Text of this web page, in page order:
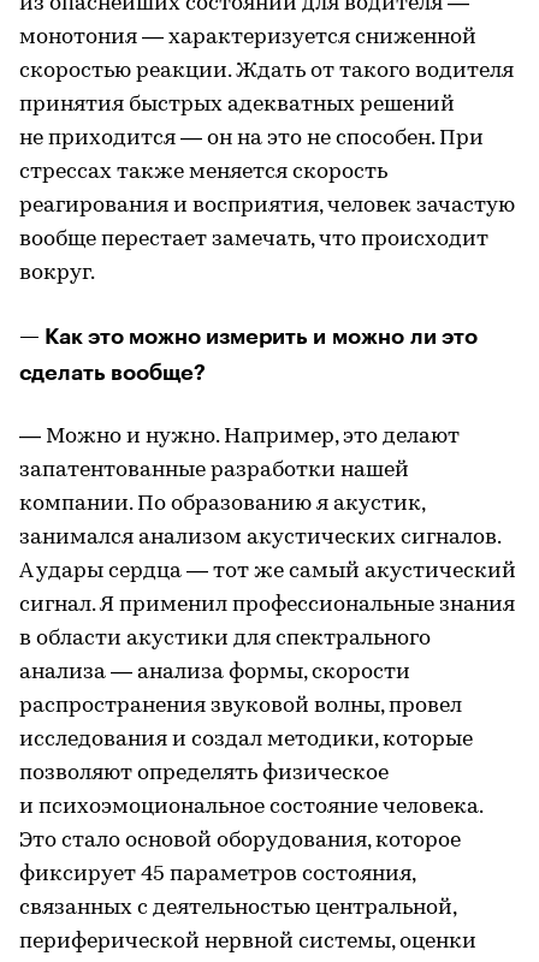
монотония — характеризуется сниженной
скоростью реакции. Ждать от такого водителя
принятия быстрых адекватных решений
не приходится — он на это не способен. При
стрессах также меняется скорость
реагирования и восприятия, человек зачастую
вообще перестает замечать, что происходит
вокруг.
— Как это можно измерить и можно ли это
сделать вообще?
— Можно и нужно. Например, это делают
запатентованные разработки нашей
компании. По образованию я акустик,
занимался анализом акустических сигналов.
А удары сердца — тот же самый акустический
сигнал. Я применил профессиональные знания
в области акустики для спектрального
анализа — анализа формы, скорости
распространения звуковой волны, провел
исследования и создал методики, которые
позволяют определять физическое
и психоэмоциональное состояние человека.
Это стало основой оборудования, которое
фиксирует 45 параметров состояния,
связанных с деятельностью центральной,
периферической нервной системы, оценки